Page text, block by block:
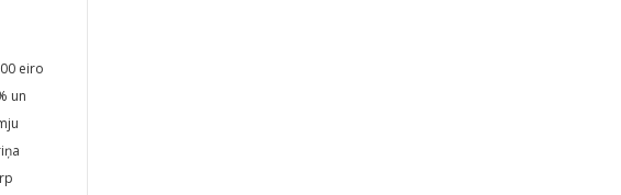
eiro
un